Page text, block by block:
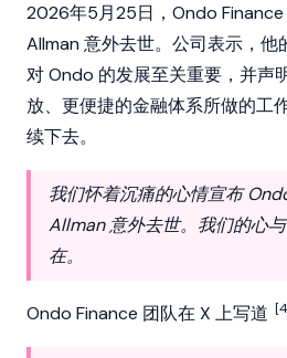
2026年5月25日，Ondo
Allman 意外去世。公司表示，他
对 Ondo 的发展至关重要，并声
放、更便捷的金融体系所做的工
续下去。
我们怀着沉痛的心情宣布
Allman 意外去世。我们的心
在。
Ondo Finance 团队在 X 上写道